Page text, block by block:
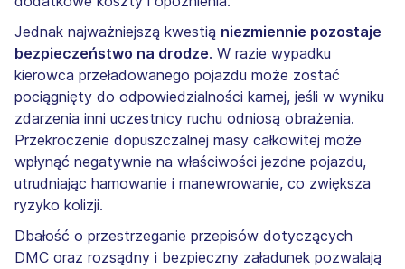
Jednak najważniejszą kwestią niezmiennie pozostaje
bezpieczeństwo na drodze. W razie wypadku
kierowca przeładowanego pojazdu może zostać
pociągnięty do odpowiedzialności karnej, jeśli w wyniku
zdarzenia inni uczestnicy ruchu odniosą obrażenia.
Przekroczenie dopuszczalnej masy całkowitej może
wpłynąć negatywnie na właściwości jezdne pojazdu,
utrudniając hamowanie i manewrowanie, co zwiększa
ryzyko kolizji.
Dbałość o przestrzeganie przepisów dotyczących
DMC oraz rozsądny i bezpieczny załadunek pozwalają